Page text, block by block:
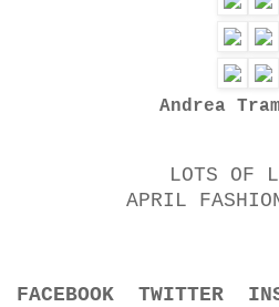
Andrea
LOTS OF
APRIL
FACEBOOK TWITTER